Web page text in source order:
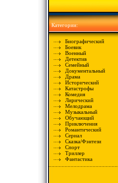
Категории:
Биографический
Боевик
Военный
Детектив
Семейный
Документальный
Драма
Исторический
Катастрофы
Комедия
Лирический
Мелодрама
Музыкальный
Обучающий
Приключения
Романтический
Сериал
Сказка/Фэнтези
Спорт
Триллер
Фантастика